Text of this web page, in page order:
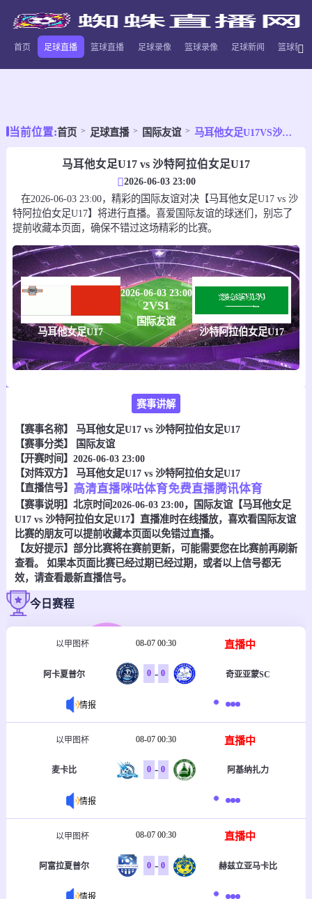
首页 足球直播 篮球直播 足球录像 篮球录像 足球新闻 篮球新闻
当前位置:首页 足球直播 国际友谊 马耳他女足U17VS沙特阿拉伯女足U17
马耳他女足U17 vs 沙特阿拉伯女足U17
2026-06-03 23:00
在2026-06-03 23:00，精彩的国际友谊对决【马耳他女足U17 vs 沙
特阿拉伯女足U17】将进行直播。喜爱国际友谊的球迷们，别忘了
提前收藏本页面，确保不错过这场精彩的比赛。
马耳他女足U17
2026-06-03 23:00
2VS1
国际友谊
沙特阿拉伯女足U17
赛事讲解
【赛事名称】 马耳他女足U17 vs 沙特阿拉伯女足U17
【赛事分类】
国际友谊
【开赛时间】2026-06-03 23:00
【对阵双方】 马耳他女足U17 vs 沙特阿拉伯女足U17
【直播信号】 高清直播咪咕体育免费直播腾讯体育
【赛事说明】北京时间2026-06-03 23:00，国际友谊【马耳他女足
U17 vs 沙特阿拉伯女足U17】直播准时在线播放，喜欢看国际友谊
比赛的朋友可以提前收藏本页面以免错过直播。
【友好提示】部分比赛将在赛前更新，可能需要您在比赛前再刷新
查看。 如果本页面比赛已经过期已经过期，或者以上信号都无
效，请查看最新直播信号。
今日赛程
以甲图杯 08-07 00:30 直播中
阿卡夏普尔 0 - 0 奇亚亚蒙SC
情报
以甲图杯 08-07 00:30 直播中
麦卡比 0 - 0 阿基纳扎力
情报
以甲图杯 08-07 00:30 直播中
阿富拉夏普尔 0 - 0 赫兹立亚马卡比